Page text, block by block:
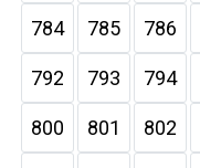
784 785 786
792 793 794
800 801 802